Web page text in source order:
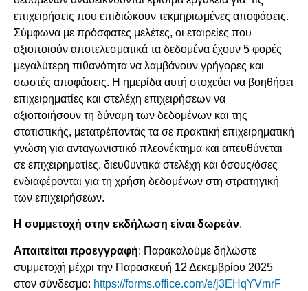
επιχειρήσεις που επιδιώκουν τεκμηριωμένες αποφάσεις.
Σύμφωνα με πρόσφατες μελέτες, οι εταιρείες που
αξιοποιούν αποτελεσματικά τα δεδομένα έχουν 5 φορές
μεγαλύτερη πιθανότητα να λαμβάνουν γρήγορες και
σωστές αποφάσεις. Η ημερίδα αυτή στοχεύει να βοηθήσει
επιχειρηματίες και στελέχη επιχειρήσεων να
αξιοποιήσουν τη δύναμη των δεδομένων και της
στατιστικής, μετατρέποντάς τα σε πρακτική επιχειρηματική
γνώση για ανταγωνιστικό πλεονέκτημα και απευθύνεται
σε επιχειρηματίες, διευθυντικά στελέχη και όσους/όσες
ενδιαφέρονται για τη χρήση δεδομένων στη στρατηγική
των επιχειρήσεων.
Η συμμετοχή στην εκδήλωση είναι δωρεάν.
Απαιτείται προεγγραφή: Παρακαλούμε δηλώστε
συμμετοχή μέχρι την Παρασκευή 12 Δεκεμβρίου 2025
στον σύνδεσμο: https://forms.office.com/e/j3EHqYVmrF